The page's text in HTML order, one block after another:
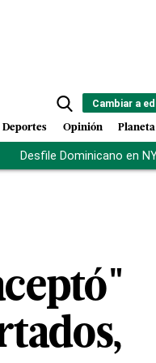
Cambiar a
Deportes Opinión Planeta
Desfile Dominicano en